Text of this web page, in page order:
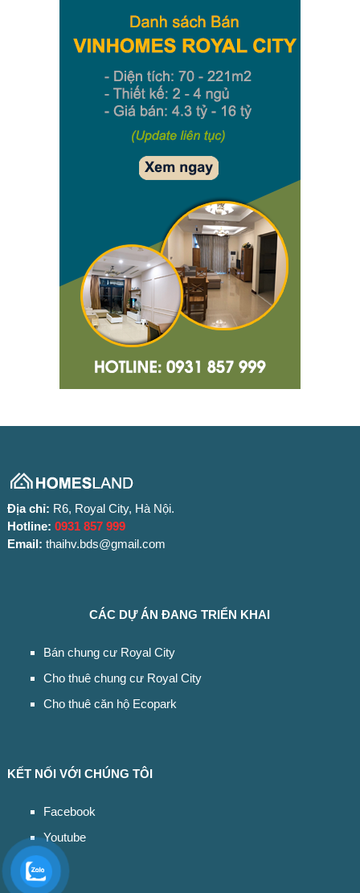
Địa chỉ: R6, Royal City, Hà Nội.
Hotline: 0931 857 999
Email: thaihv.bds@gmail.com
CÁC DỰ ÁN ĐANG TRIỂN KHAI
Bán chung cư Royal City
Cho thuê chung cư Royal City
Cho thuê căn hộ Ecopark
KẾT NỐI VỚI CHÚNG TÔI
Facebook
Youtube